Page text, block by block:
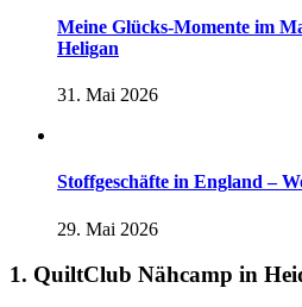
Meine Glücks-Momente im
Heligan
31. Mai 2026
Stoffgeschäfte in England –
29. Mai 2026
1. QuiltClub Nähcamp in